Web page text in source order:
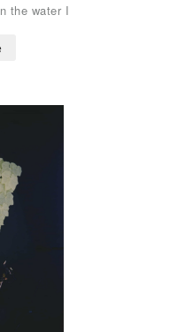
the water I